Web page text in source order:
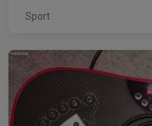
Sport